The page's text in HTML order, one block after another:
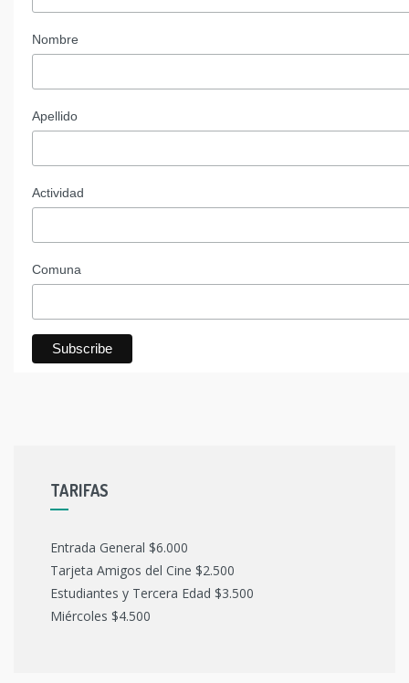
Nombre
Apellido
Actividad
Comuna
TARIFAS
Entrada General $6.000
Tarjeta Amigos del Cine $2.500
Estudiantes y Tercera Edad $3.500
Miércoles $4.500